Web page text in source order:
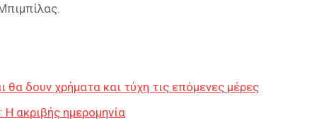
δουν χρήματα και τύχη τις επόμενες μέρες
Η ακριβής ημερομηνία